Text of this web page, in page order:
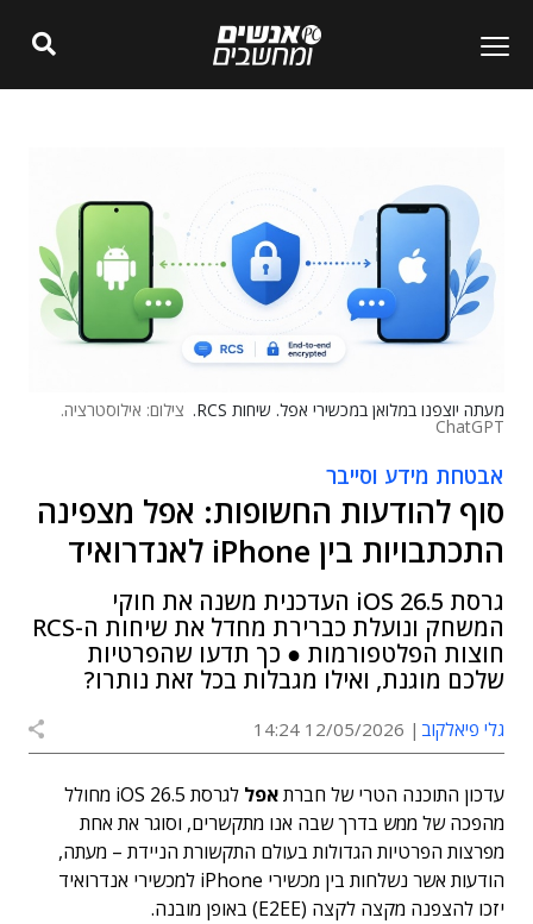
מעתה יוצפנו במלואן במכשירי אפל. שיחות RCS. צילום: אילוסטרציה.
ChatGPT
אבטחת מידע וסייבר
סוף להודעות החשופות: אפל מצפינה
התכתבויות בין iPhone לאנדרואיד
גרסת iOS 26.5 העדכנית משנה את חוקי
המשחק ונועלת כברירת מחדל את שיחות ה-RCS
חוצות הפלטפורמות ● כך תדעו שהפרטיות
שלכם מוגנת, ואילו מגבלות בכל זאת נותרו?
גלי פיאלקוב 12/05/2026 14:24
עדכון התוכנה הטרי של חברתאפל
לגרסת iOS 26.5 מחולל
מהפכה של ממש בדרך שבה אנו מתקשרים, וסוגר את אחת
מפרצות הפרטיות הגדולות בעולם התקשורת הניידת – מעתה,
הודעות אשר נשלחות בין מכשירי iPhone למכשירי אנדרואיד
יזכו להצפנה מקצה לקצה (E2EE) באופן מובנה.